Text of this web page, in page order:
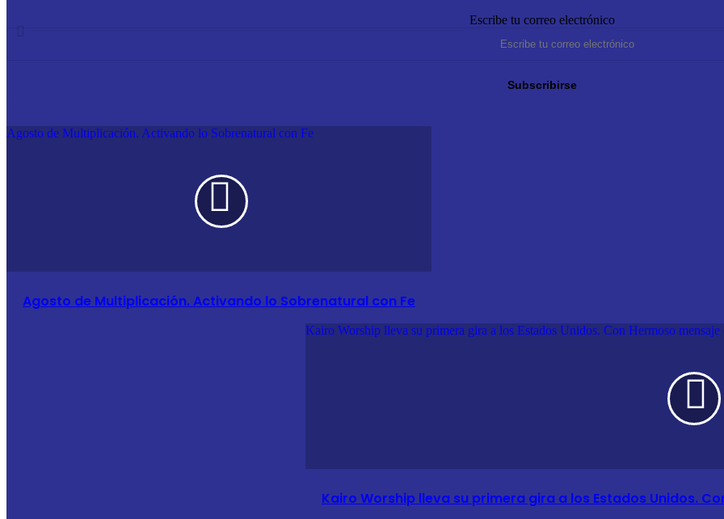
Escribe tu correo electrónico
Agosto de Multiplicación. Activando lo Sobrenatural con Fe
Agosto de Multiplicación. Activando lo Sobrenatural con Fe
Kairo Worship lleva su primera gira a los Estados Unidos. Con Hermoso mensaje
Kairo Worship lleva su primera gira a los Estados Unidos.